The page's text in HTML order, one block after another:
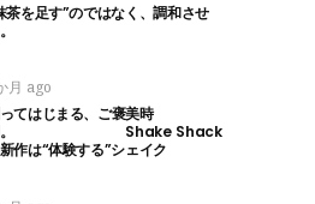
茶を足す”のではなく、調和させ
月 ago
てはじまる、ご褒美時
。 Shake Shack
作は“体験する”シェイク